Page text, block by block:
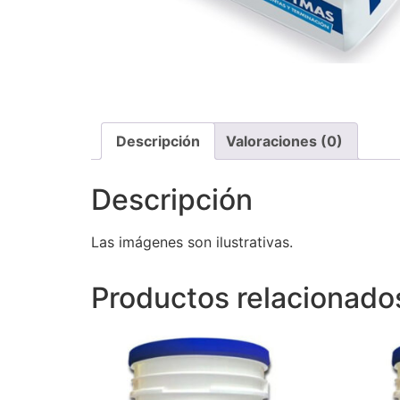
Descripción Valoraciones (0)
Descripción
Las imágenes son ilustrativas.
Productos